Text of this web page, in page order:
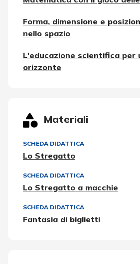
Forma, dimensione e
nello spazio
L'educazione scientifica per
orizzonte
Materiali
SCHEDA DIDATTICA
Lo Stregatto
SCHEDA DIDATTICA
Lo Stregatto a macchie
SCHEDA DIDATTICA
Fantasia di biglietti